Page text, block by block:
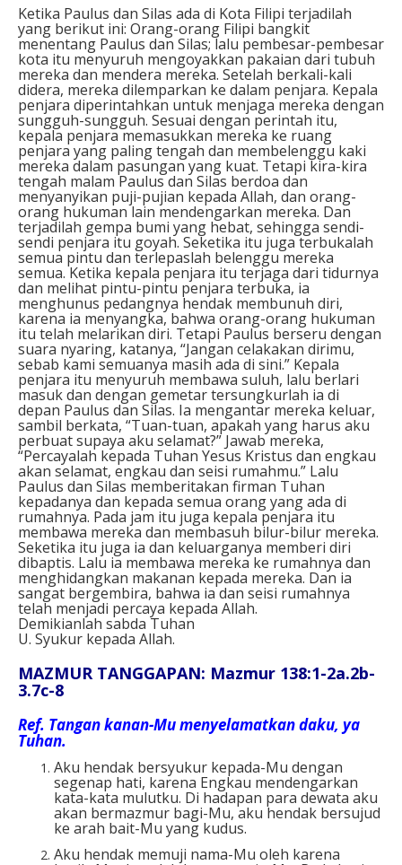
Ketika Paulus dan Silas ada di Kota Filipi terjadilah
yang berikut ini: Orang-orang Filipi bangkit
menentang Paulus dan Silas; lalu pembesar-pembesar
kota itu menyuruh mengoyakkan pakaian dari tubuh
mereka dan mendera mereka. Setelah berkali-kali
didera, mereka dilemparkan ke dalam penjara. Kepala
penjara diperintahkan untuk menjaga mereka dengan
sungguh-sungguh. Sesuai dengan perintah itu,
kepala penjara memasukkan mereka ke ruang
penjara yang paling tengah dan membelenggu kaki
mereka dalam pasungan yang kuat. Tetapi kira-kira
tengah malam Paulus dan Silas berdoa dan
menyanyikan puji-pujian kepada Allah, dan orang-
orang hukuman lain mendengarkan mereka. Dan
terjadilah gempa bumi yang hebat, sehingga sendi-
sendi penjara itu goyah. Seketika itu juga terbukalah
semua pintu dan terlepaslah belenggu mereka
semua. Ketika kepala penjara itu terjaga dari tidurnya
dan melihat pintu-pintu penjara terbuka, ia
menghunus pedangnya hendak membunuh diri,
karena ia menyangka, bahwa orang-orang hukuman
itu telah melarikan diri. Tetapi Paulus berseru dengan
suara nyaring, katanya, “Jangan celakakan dirimu,
sebab kami semuanya masih ada di sini.” Kepala
penjara itu menyuruh membawa suluh, lalu berlari
masuk dan dengan gemetar tersungkurlah ia di
depan Paulus dan Silas. Ia mengantar mereka keluar,
sambil berkata, “Tuan-tuan, apakah yang harus aku
perbuat supaya aku selamat?” Jawab mereka,
“Percayalah kepada Tuhan Yesus Kristus dan engkau
akan selamat, engkau dan seisi rumahmu.” Lalu
Paulus dan Silas memberitakan firman Tuhan
kepadanya dan kepada semua orang yang ada di
rumahnya. Pada jam itu juga kepala penjara itu
membawa mereka dan membasuh bilur-bilur mereka.
Seketika itu juga ia dan keluarganya memberi diri
dibaptis. Lalu ia membawa mereka ke rumahnya dan
menghidangkan makanan kepada mereka. Dan ia
sangat bergembira, bahwa ia dan seisi rumahnya
telah menjadi percaya kepada Allah.
Demikianlah sabda Tuhan
U. Syukur kepada Allah.
MAZMUR TANGGAPAN: Mazmur 138:1-2a.2b-
3.7c-8
Ref. Tangan kanan-Mu menyelamatkan daku, ya
Tuhan.
Aku hendak bersyukur kepada-Mu dengan
segenap hati, karena Engkau mendengarkan
kata-kata mulutku. Di hadapan para dewata aku
akan bermazmur bagi-Mu, aku hendak bersujud
ke arah bait-Mu yang kudus.
Aku hendak memuji nama-Mu oleh karena